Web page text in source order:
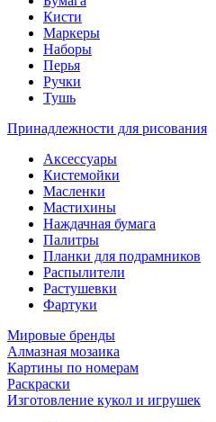
Кисти
Маркеры
Наборы
Перья
Ручки
Тушь
Принадлежности для рисования
Аксессуары
Кистемойки
Масленки
Мастихины
Наждачная бумага
Палитры
Планки для подрамников
Распылители
Растушевки
Фартуки
Мировые бренды
Алмазная мозаика
Картины по номерам
Раскраски
Изготовление кукол и игрушек